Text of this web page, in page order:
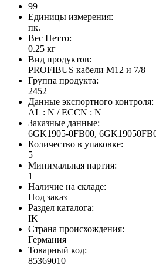
99
Единицы измерения:
пк.
Вес Нетто:
0.25 кг
Вид продуктов:
PROFIBUS кабели M12 и 7/8
Группа продукта:
2452
Данные экспортного контроля:
AL : N / ECCN : N
Заказные данные:
6GK1905-0FB00,
Количество в упаковке:
5
Минимальная партия:
1
Наличие на складе:
Под заказ
Раздел каталога:
IK
Страна происхождения:
Германия
Товарный код:
85369010